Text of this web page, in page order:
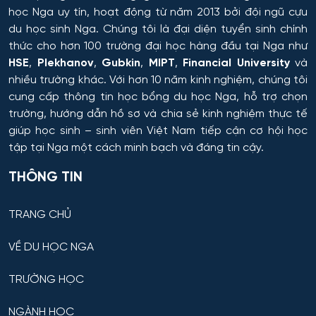
Tomsk
Krasnoyarsk
Yakutsk
Samara
Tula
Tver
Orenburg
Perm
Công nghiệp sinh thái và công nghệ sinh học
Công nghệ chế biến và khai thác gỗ
Công nghệ Hóa học
Công nghệ in ấn và đóng gói sản xuất
Công nghệ laser
học Nga uy tín, hoạt động từ năm 2013 bởi đội ngũ cựu
du học sinh Nga. Chúng tôi là đại diện tuyển sinh chính
thức cho hơn 100 trường đại học hàng đầu tại Nga như
HSE, Plekhanov, Gubkin, MIPT, Financial Universityvà
nhiều trường khác. Với hơn 10 năm kinh nghiệm, chúng tôi
cung cấp thông tin học bổng du học Nga, hỗ trợ chọn
trường, hướng dẫn hồ sơ và chia sẻ kinh nghiệm thực tế
giúp học sinh – sinh viên Việt Nam tiếp cận cơ hội học
tập tại Nga một cách minh bạch và đáng tin cậy.
THÔNG TIN
TRANG CHỦ
VỀ DU HỌC NGA
TRƯỜNG HỌC
NGÀNH HỌC